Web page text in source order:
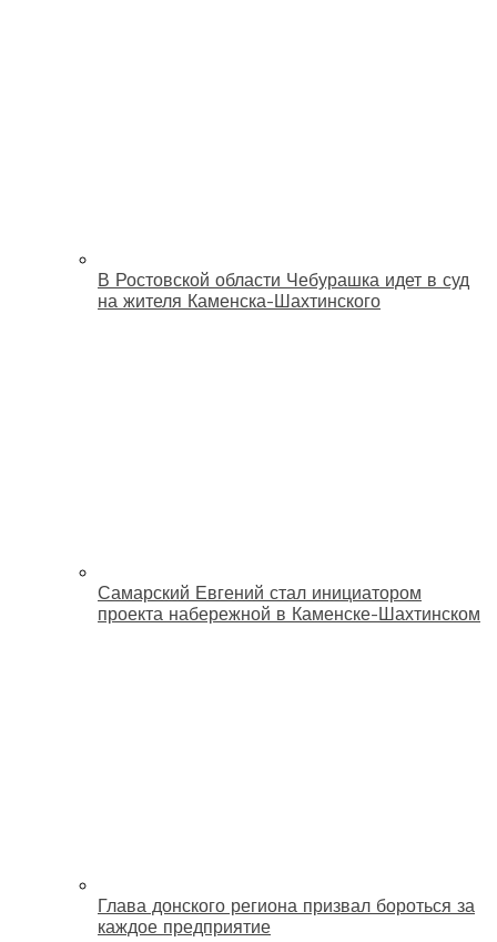
В Ростовской области Чебурашка идет в суд
на жителя Каменска-Шахтинского
Самарский Евгений стал инициатором
проекта набережной в Каменске-Шахтинском
Глава донского региона призвал бороться за
каждое предприятие